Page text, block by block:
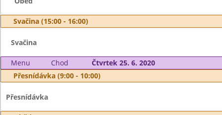
Svačina (15:00 - 16:00)
Svačina
Menu Chod
Čtvrtek 25. 6. 2020
Přesnídávka (9:00 - 10:00)
Přesnídávka